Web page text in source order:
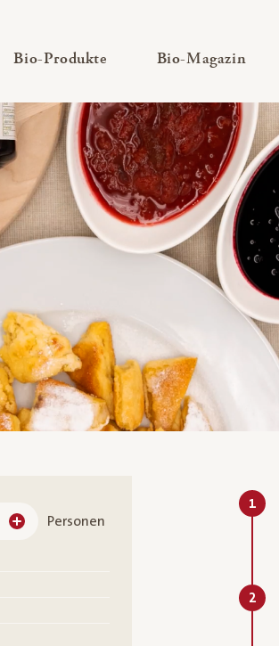
ausklappen
Bio-Produkte— Untermenü ausklappen
Bio-Magazin —
Personen
1
2